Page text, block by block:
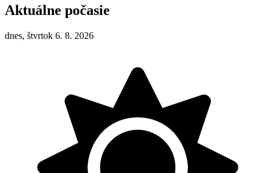
Aktuálne počasie
dnes, štvrtok 6. 8. 2026